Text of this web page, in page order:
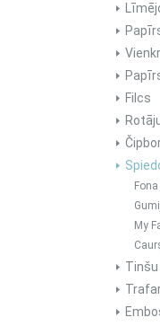
Filcs
My